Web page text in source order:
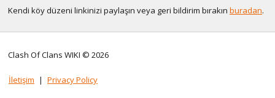
Kendi köy düzeni linkinizi paylaşın veya geri bildirim bırakın buradan.
Clash Of Clans WIKI © 2026
İletişim | Privacy Policy